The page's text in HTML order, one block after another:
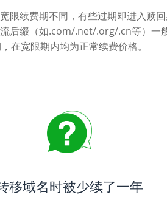
限续费期不同，有些过期即进入赎回
后缀（如.com/.net/.org/.cn等）一
在宽限期内均为正常续费价格。
移域名时被少续了一年